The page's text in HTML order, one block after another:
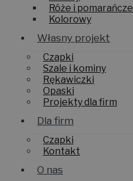
Róże i pomarańcze
Kolorowy
Własny projekt
Czapki
Szale i kominy
Rękawiczki
Opaski
Projekty dla firm
Dla firm
Czapki
Kontakt
O nas